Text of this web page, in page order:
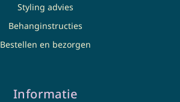
Styling advies
Behanginstructies
Bestellen en bezorgen
Informatie